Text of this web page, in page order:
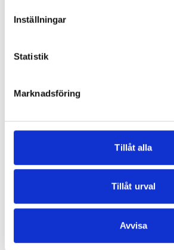
Inställningar
Statistik
Marknadsföring
Tillåt alla
Tillåt urval
Avvisa